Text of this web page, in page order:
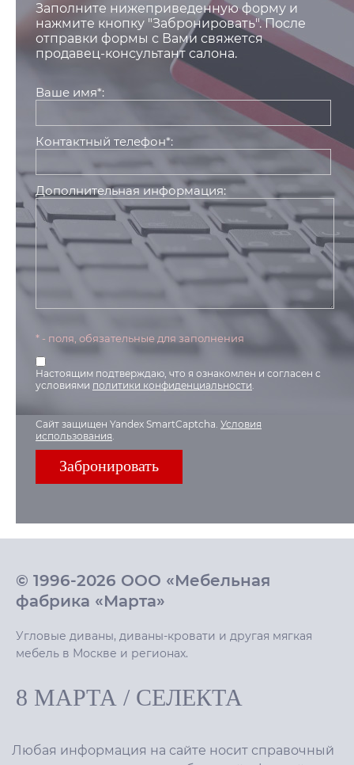
Заполните нижеприведенную форму и
нажмите кнопку "Забронировать". После
отправки формы с Вами свяжется
продавец-консультант салона.
Ваше имя*:
Контактный телефон*:
Дополнительная информация:
* - поля, обязательные для заполнения
Настоящим подтверждаю, что я ознакомлен и согласен с
условиями политики конфиденциальности.
Сайт защищен Yandex SmartCaptcha. Условия
использования.
© 1996-2026 ООО «Мебельная
фабрика «Марта»
Угловые диваны, диваны-кровати и другая мягкая
мебель в Москве и регионах.
8 МАРТА / СЕЛЕКТА
Любая информация на сайте носит справочный